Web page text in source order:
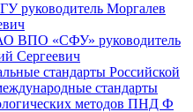
руководитель Моргалев
ВПО «СФУ» руководитель
Сергеевич
стандарты Российской
стандарты
методов ПНД Ф